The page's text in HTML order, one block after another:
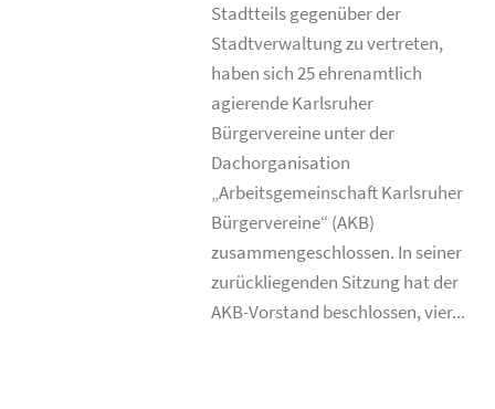
Stadtteils gegenüber der
Stadtverwaltung zu vertreten,
haben sich 25 ehrenamtlich
agierende Karlsruher
Bürgervereine unter der
Dachorganisation
„Arbeitsgemeinschaft Karlsruher
Bürgervereine“ (AKB)
zusammengeschlossen. In seiner
zurückliegenden Sitzung hat der
AKB-Vorstand beschlossen, vier...